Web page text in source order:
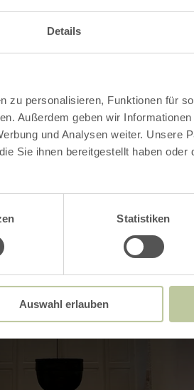
Details
zu personalisieren, Funktionen für
Außerdem geben wir
und Analysen weiter. Unsere
Sie ihnen bereitgestellt haben
Statistiken
Auswahl erlauben